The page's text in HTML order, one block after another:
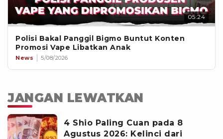
05:24
Polisi Bakal Panggil Bigmo Buntut Konten
Promosi Vape Libatkan Anak
News 5/08/2026
JANGAN LEWATKAN
4 Shio Paling Cuan pada 8
Agustus 2026: Kelinci dari